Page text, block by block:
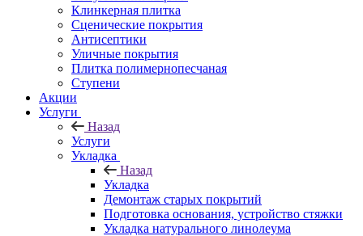
Клинкерная плитка
Сценические покрытия
Антисептики
Уличные покрытия
Плитка полимернопесчаная
Ступени
Акции
Услуги
Назад
Услуги
Укладка
Назад
Укладка
Демонтаж старых покрытий
Подготовка основания, устройство стяжки
Укладка натурального линолеума